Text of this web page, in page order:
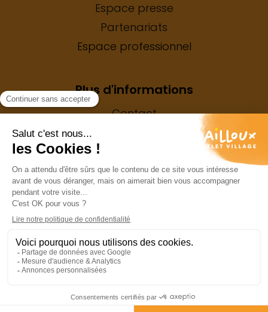
Espace presse
Partenariats
Espace professionnel
Plus d'informations
Contact
Mentions légales
My Moments Business
My Moments Business